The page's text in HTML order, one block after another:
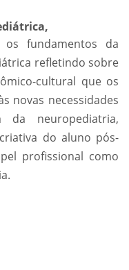
fundamentos da
refletindo sobre
cultural que os
novas necessidades
da neuropediatria,
do aluno pós-
profissional como